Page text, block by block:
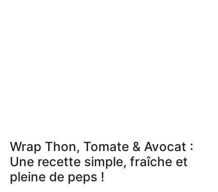
Wrap Thon, Tomate & Avocat :
Une recette simple, fraîche et
pleine de peps !